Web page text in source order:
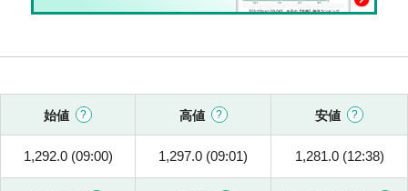
始値 高値 安値
1,292.0 (09:00) 1,297.0 (09:01) 1,281.0 (12:38)